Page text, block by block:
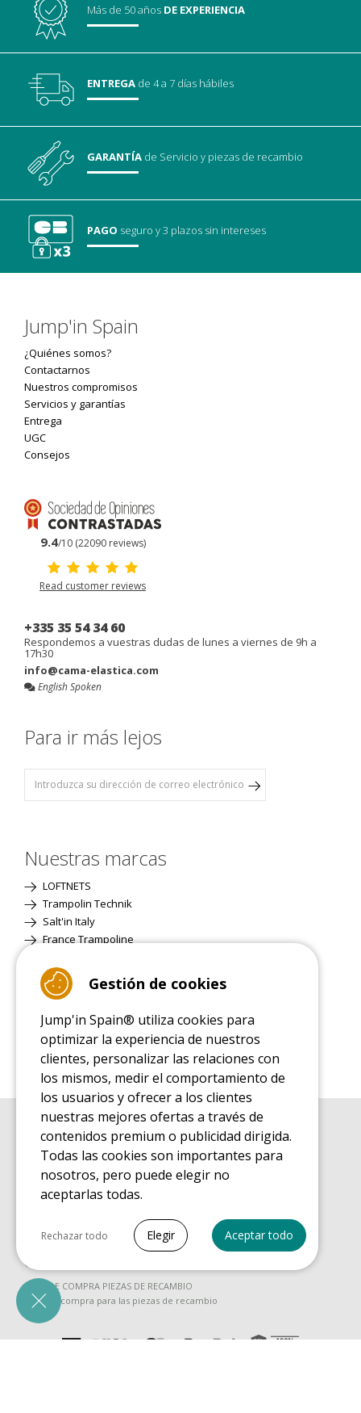
Más de 50 años DE EXPERIENCIA
ENTREGA de 4 a 7 días hábiles
GARANTÍA de Servicioy piezas de recambio
PAGO seguroy 3 plazos sin intereses
Jump'in Spain
¿Quiénes somos?
Contactarnos
Nuestros compromisos
Servicios y garantías
Entrega
UGC
Consejos
9.4/10 (22090 reviews)
Read customer reviews
+335 35 54 34 60
Respondemos a vuestras dudas de lunes a viernes de 9h a
17h30
info@cama-elastica.com
English Spoken
Para ir más lejos
Nuestras marcas
LOFTNETS
Trampolin Technik
Salt'in Italy
France Trampoline
Página Clásica
GUÍA DE COMPRA
Guía de compra para las camas elásticas de ocio
GUÍA DE INSTALACIÓN
Guía de montaje para la cama elástica de ocio
Guía de mantenimiento de las camas elásticas de ocio
Guía de descubrimiento de las camas elásticas de ocio
GUÍA DE COMPRA PIEZAS DE RECAMBIO
Guía de compra para las piezas de recambio
Gestión de cookies
Jump'in Spain® utiliza cookies para
optimizar la experiencia de nuestros
clientes, personalizar las relaciones con
los mismos, medir el comportamiento de
los usuarios y ofrecer a los clientes
nuestras mejores ofertas a través de
contenidos premium o publicidad dirigida.
Todas las cookies son importantes para
nosotros, pero puede elegir no
aceptarlas todas.
Seleccionar todo
Cookies necesarias
PrestaShop
Necesario para que el sitio funcione
correctamente
Cookies de marketing
Rechazar todo Elegir Aceptar todo